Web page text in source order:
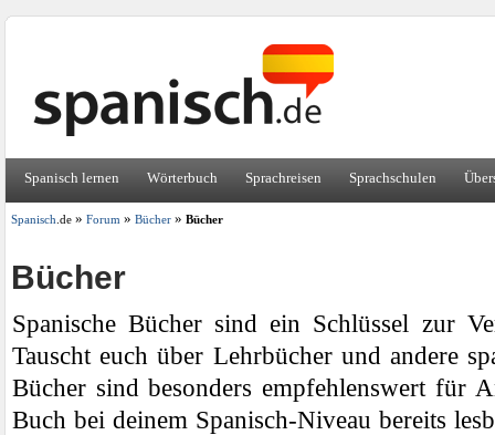
Spanisch lernen Wörterbuch Sprachreisen Sprachschulen
Spanisch .de» Forum» Bücher» Bücher
Bücher
Spanische Bücher sind ein Schlüssel zur
Tauscht euch über Lehrbücher und andere
Bücher sind besonders empfehlenswert für
Buch bei deinem Spanisch-Niveau bereits